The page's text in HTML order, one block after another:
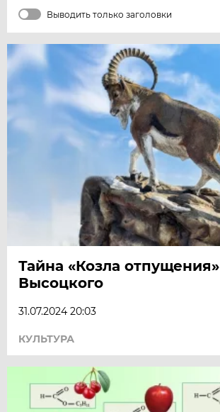
Выводить только заголовки
Тайна «Козла отпущения»
Высоцкого
31.07.2024 20:03
КУЛЬТУРА